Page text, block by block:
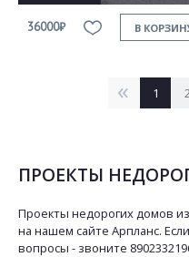
36000₽ В
< 1
ПРОЕКТЫ
Проекты недорогих домов
на нашем сайте Арпланс.
вопросы - звоните